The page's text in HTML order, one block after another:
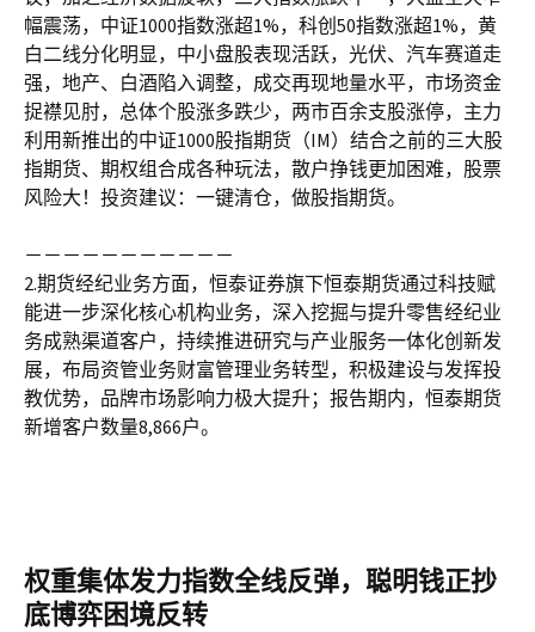
幅震荡，中证1000指数涨超1%，科创50指数涨超1%，黄
白二线分化明显，中小盘股表现活跃，光伏、汽车赛道走
强，地产、白酒陷入调整，成交再现地量水平，市场资金
捉襟见肘，总体个股涨多跌少，两市百余支股涨停，主力
利用新推出的中证1000股指期货（IM）结合之前的三大股
指期货、期权组合成各种玩法，散户挣钱更加困难，股票
风险大！投资建议：一键清仓，做股指期货。
－－－－－－－－－－－
2.期货经纪业务方面，恒泰证券旗下恒泰期货通过科技赋
能进一步深化核心机构业务，深入挖掘与提升零售经纪业
务成熟渠道客户，持续推进研究与产业服务一体化创新发
展，布局资管业务财富管理业务转型，积极建设与发挥投
教优势，品牌市场影响力极大提升；报告期内，恒泰期货
新增客户数量8,866户。
权重集体发力指数全线反弹，聪明钱正抄
底博弈困境反转